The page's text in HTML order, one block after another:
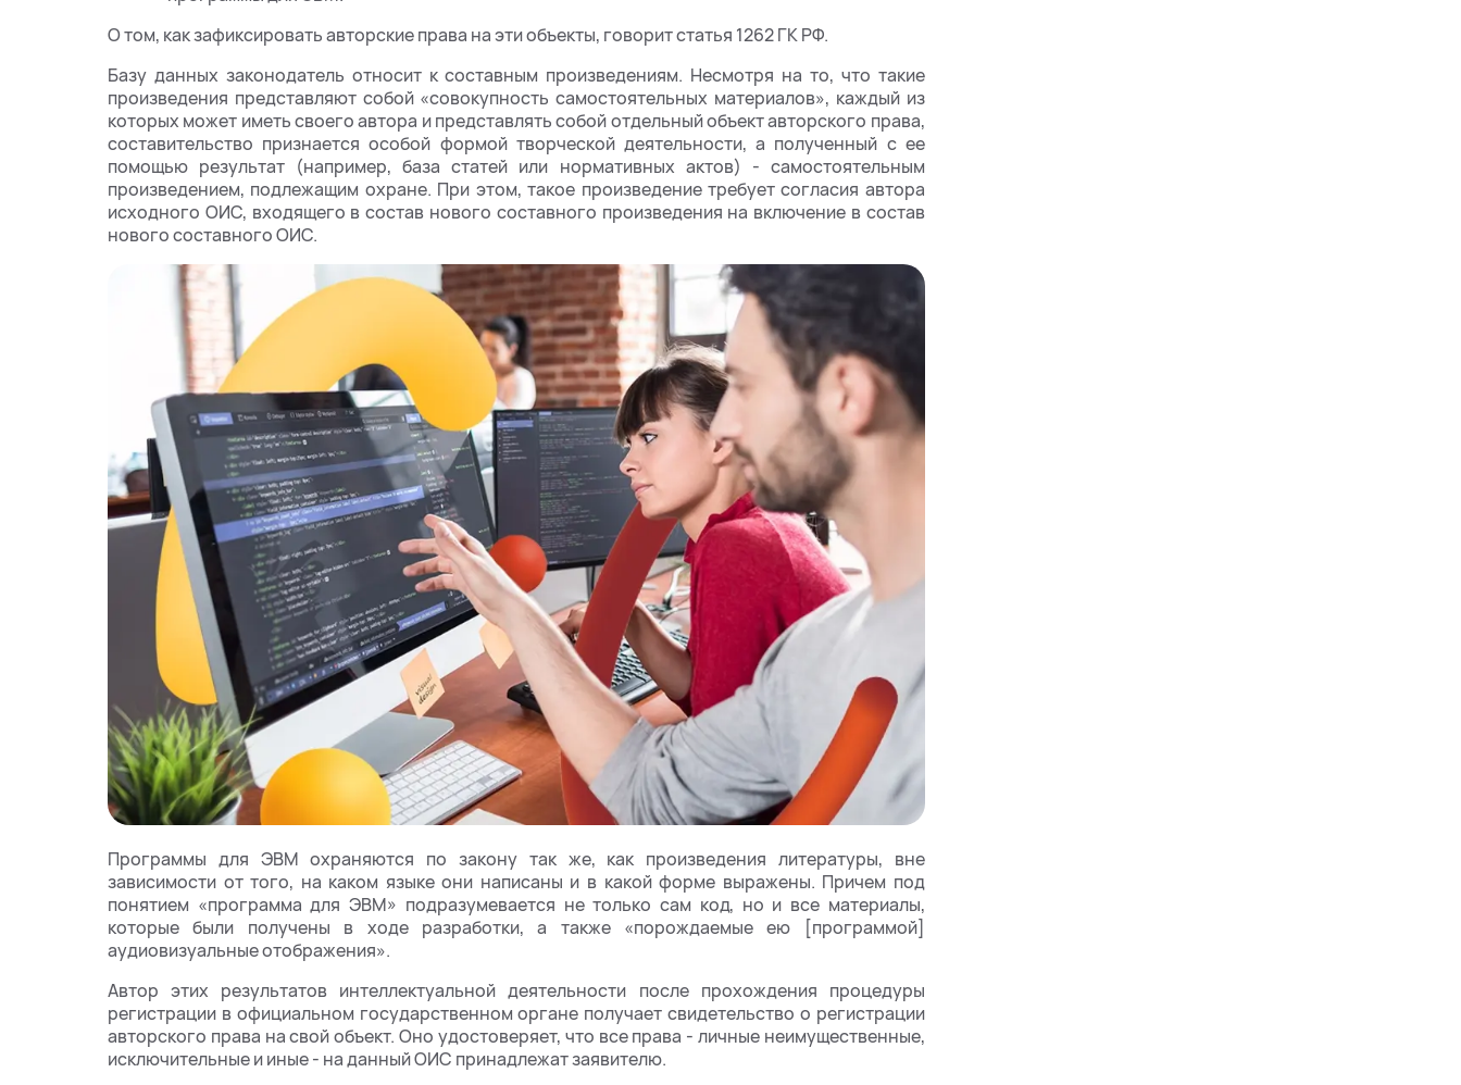
О том, как зафиксировать авторские права на эти объекты, говорит статья 1262 ГК РФ.
Базу данных законодатель относит к составным произведениям. Несмотря на то, что такие
произведения представляют собой «совокупность самостоятельных материалов», каждый из
которых может иметь своего автора и представлять собой отдельный объект авторского права,
составительство признается особой формой творческой деятельности, а полученный с ее
помощью результат (например, база статей или нормативных актов) - самостоятельным
произведением, подлежащим охране. При этом, такое произведение требует согласия автора
исходного ОИС, входящего в состав нового составного произведения на включение в состав
нового составного ОИС.
Программы для ЭВМ охраняются по закону так же, как произведения литературы, вне
зависимости от того, на каком языке они написаны и в какой форме выражены. Причем под
понятием «программа для ЭВМ» подразумевается не только сам код, но и все материалы,
которые были получены в ходе разработки, а также «порождаемые ею [программой]
аудиовизуальные отображения».
Автор этих результатов интеллектуальной деятельности после прохождения процедуры
регистрации в официальном государственном органе получает свидетельство о регистрации
авторского права на свой объект. Оно удостоверяет, что все права - личные неимущественные,
исключительные и иные - на данный ОИС принадлежат заявителю.